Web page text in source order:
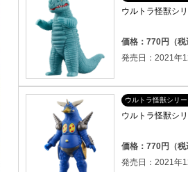
ウルトラ怪獣シ
価格：770円（税
発売日：2021年
ウルトラ怪獣シリ
ウルトラ怪獣シ
価格：770円（税
発売日：2021年